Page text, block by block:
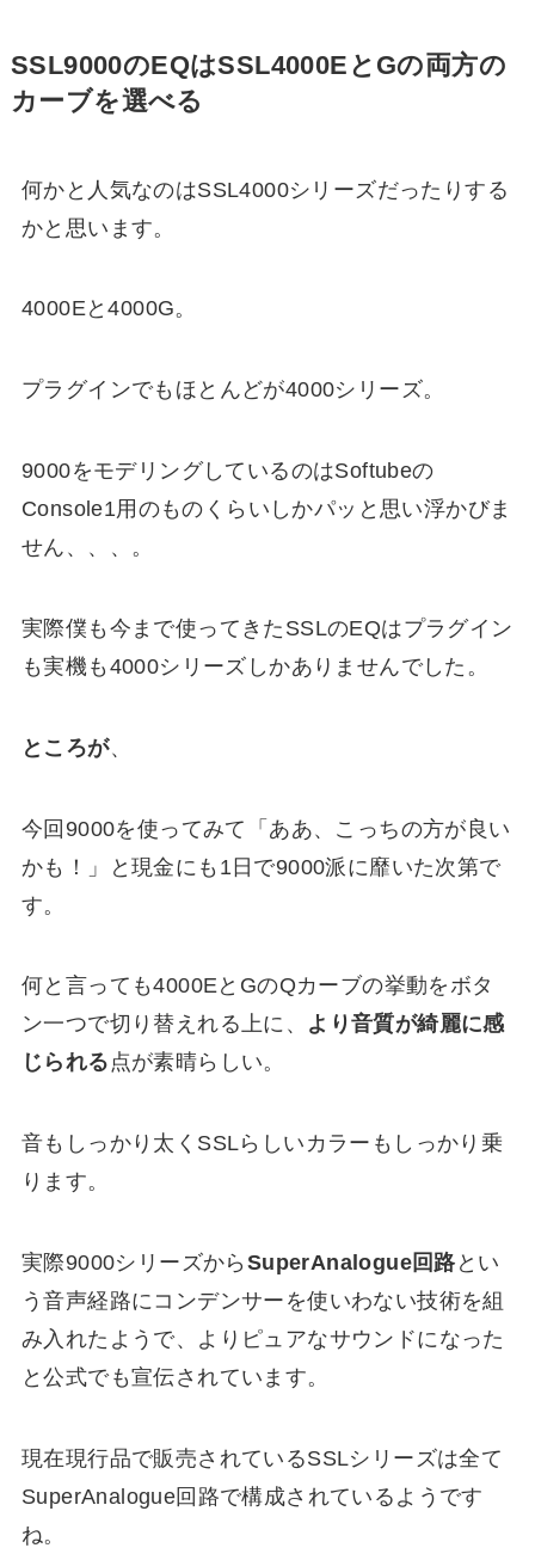
SSL9000のEQはSSL4000EとGの両方の
カーブを選べる
何かと人気なのはSSL4000シリーズだったりする
かと思います。
4000Eと4000G。
プラグインでもほとんどが4000シリーズ。
9000をモデリングしているのはSoftubeの
Console1用のものくらいしかパッと思い浮かびま
せん、、、。
実際僕も今まで使ってきたSSLのEQはプラグイン
も実機も4000シリーズしかありませんでした。
ところが、
今回9000を使ってみて「ああ、こっちの方が良い
かも！」と現金にも1日で9000派に靡いた次第で
す。
何と言っても4000EとGのQカーブの挙動をボタ
ン一つで切り替えれる上に、 より音質が綺麗に感
じられる 点が素晴らしい。
音もしっかり太くSSLらしいカラーもしっかり乗
ります。
実際9000シリーズから SuperAnalogue回路 とい
う音声経路にコンデンサーを使いわない技術を組
み入れたようで、よりピュアなサウンドになった
と公式でも宣伝されています。
現在現行品で販売されているSSLシリーズは全て
SuperAnalogue回路で構成されているようです
ね。